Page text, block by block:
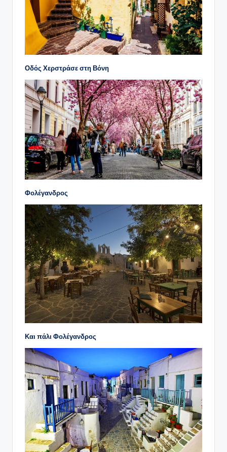
Οδός Χερστράσε στηΒόνη
Φολέγανδρος
Και πάλι Φολέγανδρος